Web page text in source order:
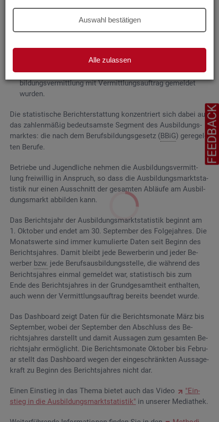
Auswahl bestätigen
Alle zulassen
DieAus­bil­dungs­markt­sta­tis­tik be­rich­tet über
Be­wer­be­rin­nen und Be­wer­ber für Be­rufs­aus­bil­
der Agen­tu­ren für Ar­beit undJob­cen­terzum Aus­bil­dungs­
markt in An­spruch neh­men, sowie
Be­rufs­aus­bil­dungs­stel­len, die beiAAundJCfür die Aus­
bil­dungs­ver­mitt­lung mit Ver­mitt­lungs­auf­trag ge­mel­det
wur­den.
Die sta­tis­ti­sche Be­richt­erstat­tung kon­zen­triert sich dabei auf
das zah­len­mä­ßig be­deut­sams­te Seg­ment des Aus­bil­dungs­
mark­tes: die nach dem Be­rufs­bil­dungs­ge­setz (BBiG) ge­re­gel­
ten Be­ru­fe.
Be­trie­be und Ju­gend­li­che neh­men die Aus­bil­dungs­ver­mitt­
lung frei­wil­lig in An­spruch, so dass die Aus­bil­dungs­markt­sta­
tis­tik nur einen Aus­schnitt der ge­sam­ten Ab­läu­fe am Aus­bil­
dungs­markt ab­bil­den kann.
Das Be­richts­jahr der Aus­bil­dungs­markt­sta­tis­tik be­ginnt am
1. Ok­to­ber und endet am 30. Sep­tem­ber des Fol­ge­jah­res. Die
Mo­nats­wer­te sind immer ku­mu­lier­te Daten seit Be­ginn des
Be­richts­jah­res. Damit bleibt jede Be­wer­be­rin und jeder Be­
wer­ber bzw. jede Be­rufs­aus­bil­dungs­stel­le, die wäh­rend des
Be­richts­jah­res ein­mal ge­mel­det war, sta­tis­tisch bis zum
Ende des Be­richts­jah­res in der Grund­ge­samt­heit ent­hal­ten,
auch wenn der Ver­mitt­lungs­auf­trag be­reits be­en­det wurde.
Das Da­sh­board zeigt Daten für die Be­richts­mo­na­te März bis
Sep­tem­ber, wobei der Sep­tem­ber den Ab­schluss des Be­
richts­jah­res dar­stellt und damit Aus­sa­gen zum ge­sam­ten Be­
richts­jahr er­mög­licht. Die Be­richts­mo­na­te Ok­to­ber bis Fe­bru­
ar stellt das Da­sh­board wegen der ein­ge­schränk­ten Aus­sa­ge­
kraft zu Be­ginn des Be­richts­jah­res nicht dar.
Einen Ein­stieg in das Thema bie­tet auch das Video
"Ein­
stieg in die Aus­bil­dungs­markt­sta­tis­tik" in un­se­rer Me­dia­thek.
FEEDBACK